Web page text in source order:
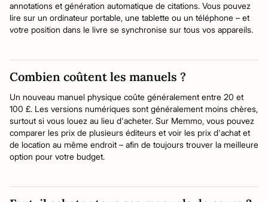
annotations et génération automatique de citations. Vous pouvez
lire sur un ordinateur portable, une tablette ou un téléphone – et
votre position dans le livre se synchronise sur tous vos appareils.
Combien coûtent les manuels ?
Un nouveau manuel physique coûte généralement entre 20 et
100 £. Les versions numériques sont généralement moins chères,
surtout si vous louez au lieu d'acheter. Sur Memmo, vous pouvez
comparer les prix de plusieurs éditeurs et voir les prix d'achat et
de location au même endroit – afin de toujours trouver la meilleure
option pour votre budget.